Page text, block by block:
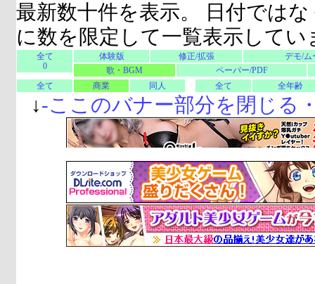
最新数十件を表示。 日付では
に数を限定して一覧表示してい
全て
0
体験版 修正/拡張
デモ/ム
歌・BGM
ペーパー/PDF
全て
商業 同人 全て 全年齢
↓-ここのバナー部分を閉じる